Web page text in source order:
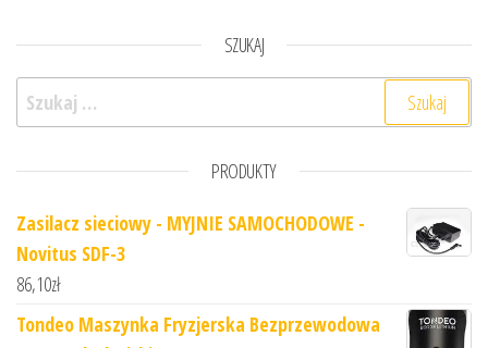
SZUKAJ
Szukaj:
PRODUKTY
Zasilacz sieciowy - MYJNIE SAMOCHODOWE -
Novitus SDF-3
86,10zł
Tondeo Maszynka Fryzjerska Bezprzewodowa